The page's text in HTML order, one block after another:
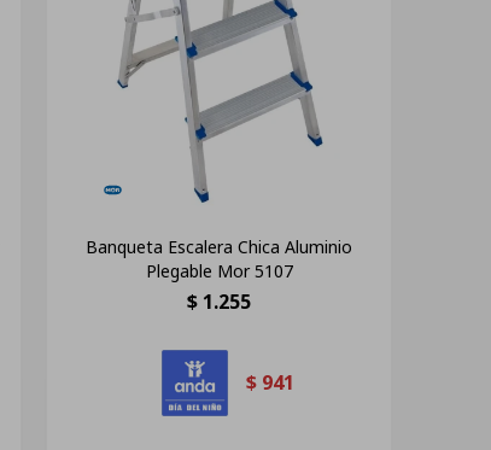
Banqueta Escalera Chica Aluminio
Plegable Mor 5107
$ 1.255
$ 941